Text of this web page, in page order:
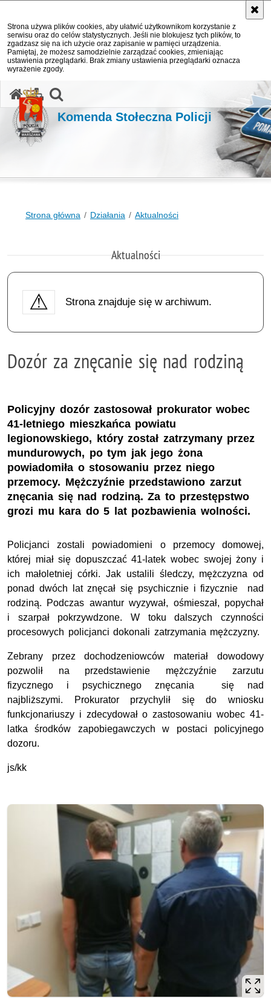
Strona używa plików cookies, aby ułatwić użytkownikom korzystanie z
serwisu oraz do celów statystycznych. Jeśli nie blokujesz tych plików, to
zgadzasz się na ich użycie oraz zapisanie w pamięci urządzenia.
Pamiętaj, że możesz samodzielnie zarządzać cookies, zmieniając
ustawienia przeglądarki. Brak zmiany ustawienia przeglądarki oznacza
wyrażenie zgody.
Komenda Stołeczna Policji
Strona główna Działania Aktualności
Aktualności
Strona znajduje się w archiwum.
Dozór za znęcanie się nad rodziną
Policyjny dozór zastosował prokurator wobec
41-letniego mieszkańca powiatu
legionowskiego, który został zatrzymany przez
mundurowych, po tym jak jego żona
powiadomiła o stosowaniu przez niego
przemocy. Mężczyźnie przedstawiono zarzut
znęcania się nad rodziną. Za to przestępstwo
grozi mu kara do 5 lat pozbawienia wolności.
Policjanci zostali powiadomieni o przemocy domowej,
której miał się dopuszczać 41-latek wobec swojej żony i
ich małoletniej córki. Jak ustalili śledczy, mężczyzna od
ponad dwóch lat znęcał się psychicznie i fizycznie nad
rodziną. Podczas awantur wyzywał, ośmieszał, popychał
i szarpał pokrzywdzone. W toku dalszych czynności
procesowych policjanci dokonali zatrzymania mężczyzny.
Zebrany przez dochodzeniowców materiał dowodowy
pozwolił na przedstawienie mężczyźnie zarzutu
fizycznego i psychicznego znęcania się nad
najbliższymi. Prokurator przychylił się do wniosku
funkcjonariuszy i zdecydował o zastosowaniu wobec 41-
latka środków zapobiegawczych w postaci policyjnego
dozoru.
js/kk